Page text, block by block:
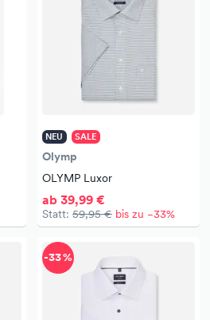
NEU SALE
Olymp
OLYMP Luxor
ab 39,99 €
Statt: 59,95 € bis zu −33%
-33 %